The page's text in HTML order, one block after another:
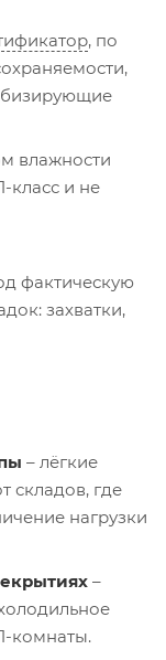
, по
влажности
класс и не
фактическую
захватки,
– лёгкие
складов, где
нагрузки
–
комнаты.